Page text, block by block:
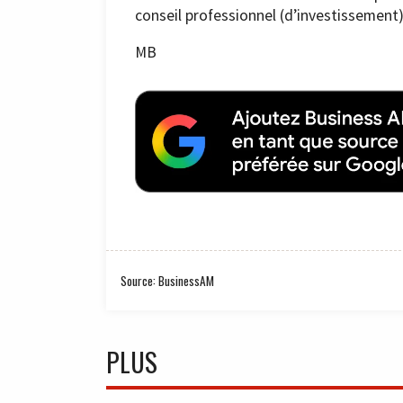
conseil professionnel
MB
Source: BusinessAM
PLUS